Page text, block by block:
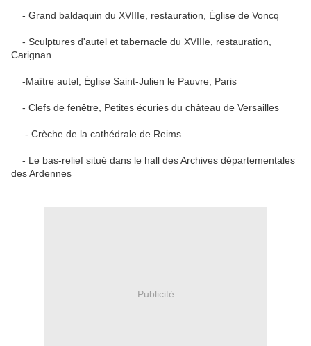
- Grand baldaquin du XVIIIe, restauration, Église de Voncq
- Sculptures d'autel et tabernacle du XVIIIe, restauration,
Carignan
-Maître autel, Église Saint-Julien le Pauvre, Paris
- Clefs de fenêtre, Petites écuries du château de Versailles
- Crèche de la cathédrale de Reims
- Le bas-relief situé dans le hall des Archives départementales
des Ardennes
Publicité